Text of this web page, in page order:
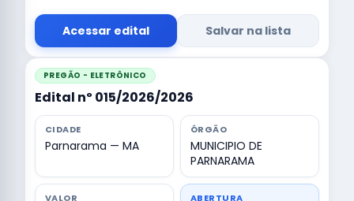
Acessar edital Salvar na lista
PREGÃO - ELETRÔNICO
Edital nº 015/2026/2026
CIDADE
Parnarama — MA
ÓRGÃO
MUNICIPIO DE
PARNARAMA
VALOR ABERTURA